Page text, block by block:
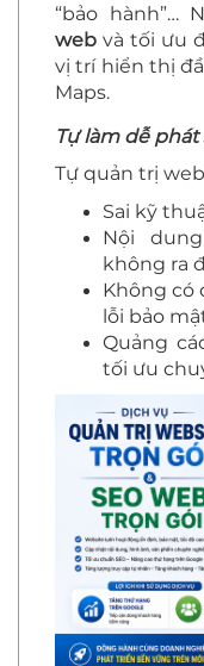
“bảo hành”…
web và tối ưu
vị trí hiển thị
Maps.
Tự làm dễ
Tự quản trị
Sai kỹ
Nội
không ra
Không có
lỗi bảo
Quảng
tối ưu